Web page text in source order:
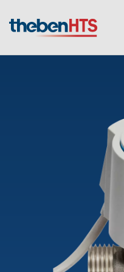
Smart Home
Präsenzmelder
LED-Leuchten
OEM-Lösungen
Ansprechpartner
Referenzen
Zeit- und
DALI-2
Mediathek
Unternehmen